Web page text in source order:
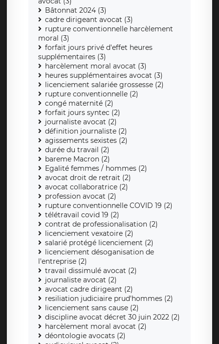
Bâtonnat 2024 (3)
cadre dirigeant avocat (3)
rupture conventionnelle harcèlement
moral (3)
forfait jours privé d'effet heures
supplémentaires (3)
harcèlement moral avocat (3)
heures supplémentaires avocat (3)
licenciement salariée grossesse (2)
rupture conventionnelle (2)
congé maternité (2)
forfait jours syntec (2)
journaliste avocat (2)
définition journaliste (2)
agissements sexistes (2)
durée du travail (2)
bareme Macron (2)
Egalité femmes / hommes (2)
avocat droit de retrait (2)
avocat collaboratrice (2)
profession avocat (2)
rupture conventionnelle COVID 19 (2)
télétravail covid 19 (2)
contrat de professionalisation (2)
licenciement vexatoire (2)
salarié protégé licenciement (2)
licenciement désoganisation de
l'entreprise (2)
travail dissimulé avocat (2)
journaliste avocat (2)
avocat cadre dirigeant (2)
resiliation judiciaire prud'hommes (2)
licenciement sans cause (2)
discipline avocat décret 30 juin 2022 (2)
harcèlement moral avocat (2)
déontologie avocats (2)